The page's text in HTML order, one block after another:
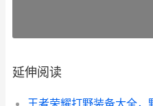
延伸阅读
王者荣耀打野装备大全